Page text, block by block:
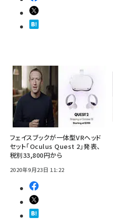
フェイスブックが一体型VRヘッド
セット「Oculus Quest 2」発表、
税別33,800円から
2020年9月23日 11:22